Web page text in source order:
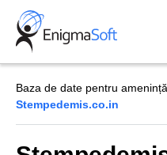
Skip
content
Baza de date pentru
Stempedemis.co.in